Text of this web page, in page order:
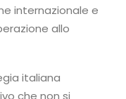
internazionale e
allo
italiana
che non si